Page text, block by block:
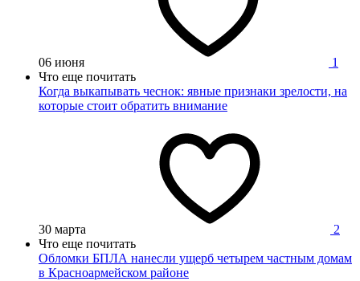
06 июня
1
Что еще почитать
Когда выкапывать чеснок: явные признаки зрелости, на
которые стоит обратить внимание
30 марта
2
Что еще почитать
Обломки БПЛА нанесли ущерб четырем частным домам
в Красноармейском районе